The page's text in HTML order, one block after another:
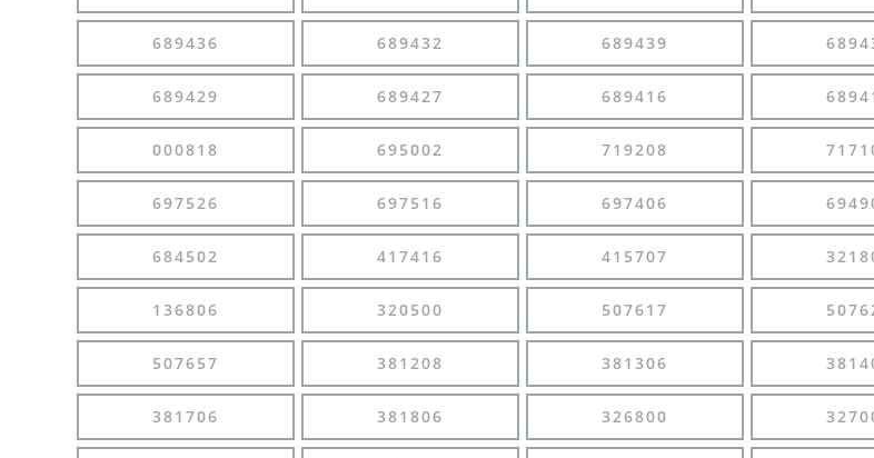
689436 689432 689439
689429 689427 689416
000818 695002 719208
697526 697516 697406
684502 417416 415707
136806 320500 507617
507657 381208 381306
381706 381806 326800